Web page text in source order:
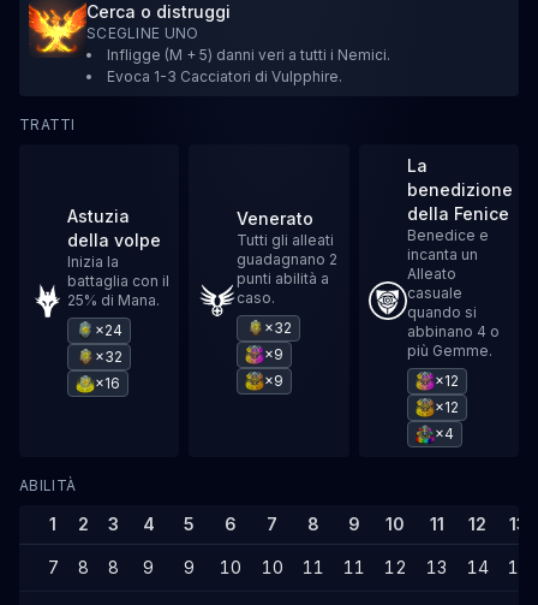
Cerca o distruggi
SCEGLINE UNO
Infligge (M + 5) danni veri a tutti i Nemici.
Evoca 1-3 Cacciatori di Vulpphire.
TRATTI
Astuzia
della volpe
Inizia la
battaglia con il
25% di Mana.
×24
×32
×16
Venerato
Tutti gli alleati
guadagnano 2
punti abilità a
caso.
×32
×9
×9
La
benedizione
della Fenice
Benedice e
incanta un
Alleato
casuale
quando si
abbinano 4 o
più Gemme.
×12
×12
×4
ABILITÀ
1 2 3 4 5 6 7 8 9 10 11 12 13
7 8 8 9 9 10 10 11 11 12 13 14 14